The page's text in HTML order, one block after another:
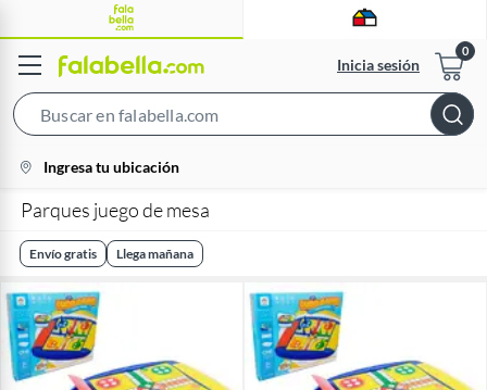
Inicia sesión
Bar
location-
icon
Ingresa tu ubicación
Parques juego de mesa
Envío gratis Llega mañana